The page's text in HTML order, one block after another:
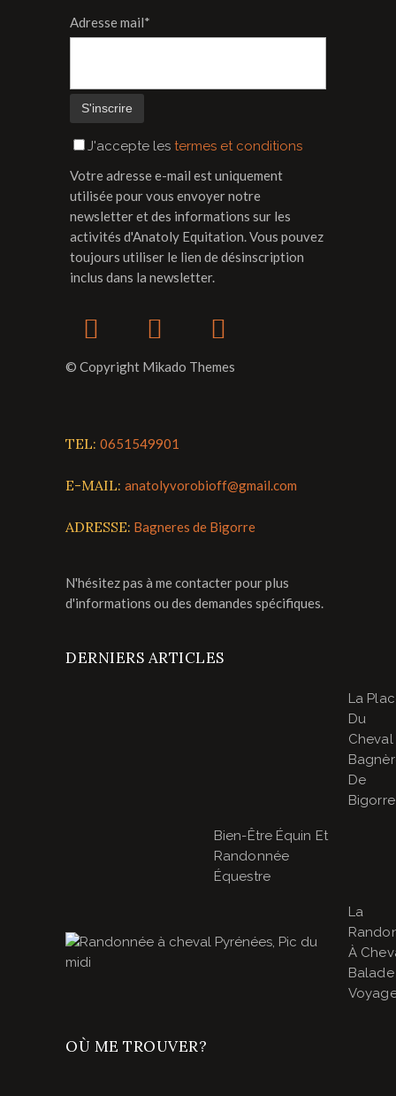
Adresse mail*
J'accepte les termes et conditions
Votre adresse e-mail est uniquement
utilisée pour vous envoyer notre
newsletter et des informations sur les
activités d'Anatoly Equitation. Vous pouvez
toujours utiliser le lien de désinscription
inclus dans la newsletter.
© Copyright Mikado Themes
TEL: 0651549901
E-MAIL: anatolyvorobioff@gmail.com
ADRESSE: Bagneres de Bigorre
N'hésitez pas à me contacter pour plus
d'informations ou des demandes spécifiques.
DERNIERS ARTICLES
La
Du
Cheval
De
Bigorre
Bien-Être Équin Et
Randonnée
Équestre
La
À
OÙ ME TROUVER?